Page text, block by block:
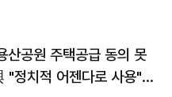
산공원 주택공급 동의 못
정치적 어젠다로 사용"